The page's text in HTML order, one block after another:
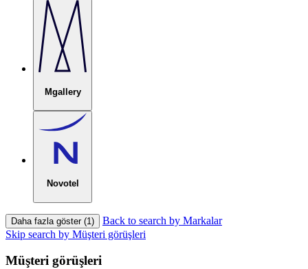
Mgallery
Novotel
Daha fazla göster (1)
Back to search by Markalar
Skip search by Müşteri görüşleri
Müşteri görüşleri